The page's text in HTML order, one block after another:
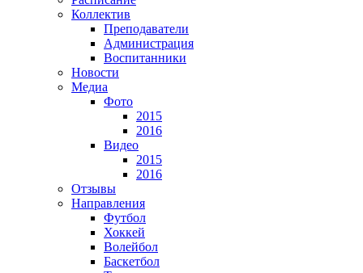
Коллектив
Преподаватели
Администрация
Воспитанники
Новости
Медиа
Фото
2015
2016
Видео
2015
2016
Отзывы
Направления
Футбол
Хоккей
Волейбол
Баскетбол